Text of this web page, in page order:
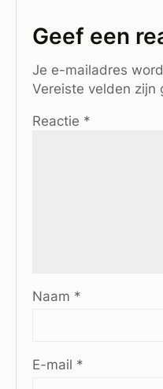
Geef een
Je e-mailadres
Vereiste velden zijn
Reactie *
Naam *
E-mail *